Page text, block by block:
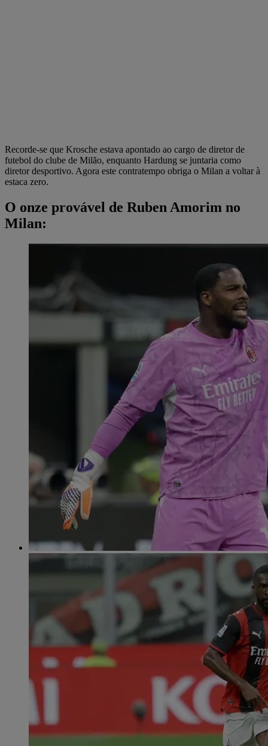
Recorde-se que Krosche estava apontado ao cargo de diretor de
futebol do clube de Milão, enquanto Hardung se juntaria como
diretor desportivo. Agora este contratempo obriga o Milan a voltar à
estaca zero.
O onze provável de Ruben Amorim no
Milan: